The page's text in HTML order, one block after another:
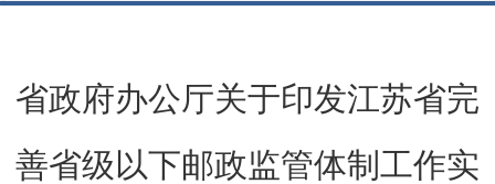
省政府办公厅关于印发江苏省完
善省级以下邮政监管体制工作实